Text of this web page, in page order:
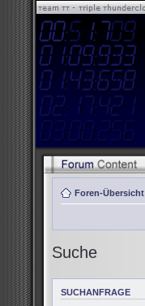
Foren-Übersicht
Suche
SUCHANFRAGE